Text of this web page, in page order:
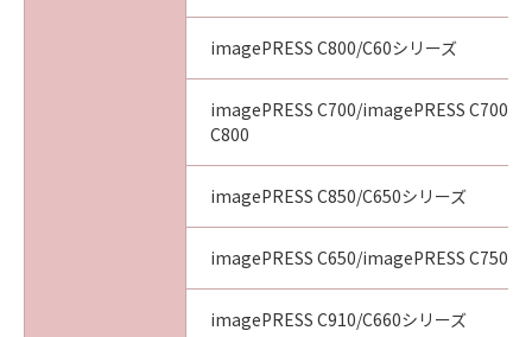
imagePRESS C800/C60シリーズ
imagePRESS C700/imagePRESS C700L/
C800
imagePRESS C850/C650シリーズ
imagePRESS C650/imagePRESS C750/
imagePRESS C910/C660シリーズ